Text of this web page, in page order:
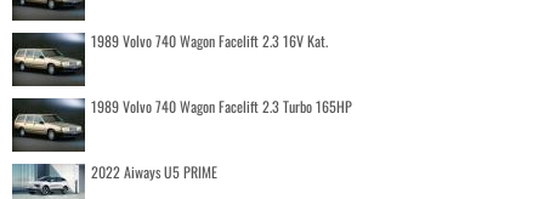
1989 Volvo 740 Wagon Facelift 2.3 16V Kat.
1989 Volvo 740 Wagon Facelift 2.3 Turbo 165HP
2022 Aiways U5 PRIME